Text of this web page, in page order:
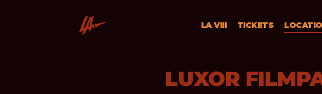
LA VIII TICKETS
LUXOR